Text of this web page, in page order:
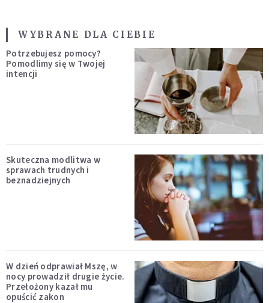
WYBRANE DLA CIEBIE
Potrzebujesz pomocy?
Pomodlimy się w Twojej
intencji
Skuteczna modlitwa w
sprawach trudnych i
beznadziejnych
W dzień odprawiał Mszę, w
nocy prowadził drugie życie.
Przełożony kazał mu
opuścić zakon